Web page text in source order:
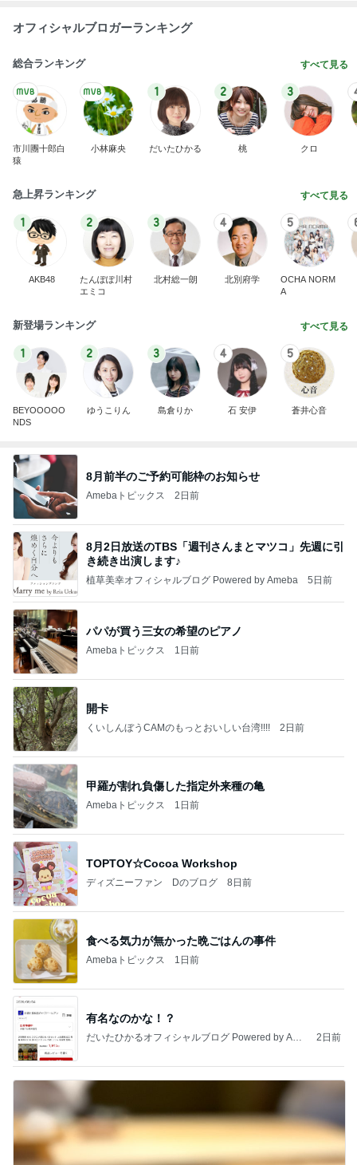
オフィシャルブロガーランキング
総合ランキング すべて見る
市川團十郎白
猿
小林麻央
1
だいたひかる
2
桃
3
クロ
急上昇ランキング すべて見る
1
AKB48
2
たんぽぽ川村
エミコ
3
北村総一朗
4
北別府学
5
OCHA NORM
A
新登場ランキング すべて見る
1
BEYOOOOO
NDS
2
ゆうこりん
3
島倉りか
4
石 安伊
5
蒼井心音
8月前半のご予約可能枠のお知らせ
Amebaトピックス 2日前
8月2日放送のTBS「週刊さんまとマツコ」先週に引
き続き出演します♪
植草美幸オフィシャルブログ Powered by Ameba 5日前
パパが買う三女の希望のピアノ
Amebaトピックス 1日前
開卡
くいしんぼうCAMのもっとおいしい台湾!!!! 2日前
甲羅が割れ負傷した指定外来種の亀
Amebaトピックス 1日前
TOPTOY☆Cocoa Workshop
ディズニーファン Dのブログ 8日前
食べる気力が無かった晩ごはんの事件
Amebaトピックス 1日前
有名なのかな！？
だいたひかるオフィシャルブログ Powered by Ame
2日前